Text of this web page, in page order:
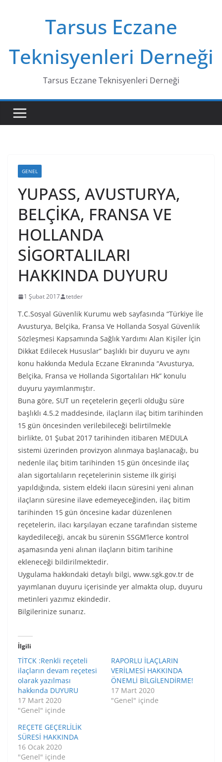
Tarsus Eczane
Teknisyenleri Derneği
Tarsus Eczane Teknisyenleri Derneği
GENEL
YUPASS, AVUSTURYA,
BELÇİKA, FRANSA VE
HOLLANDA
SİGORTALILARI
HAKKINDA DUYURU
1 Şubat 2017 tetder
T.C.Sosyal Güvenlik Kurumu web sayfasında “Türkiye İle
Avusturya, Belçika, Fransa Ve Hollanda Sosyal Güvenlik
Sözleşmesi Kapsamında Sağlık Yardımı Alan Kişiler İçin
Dikkat Edilecek Hususlar” başlıklı bir duyuru ve aynı
konu hakkında Medula Eczane Ekranında “Avusturya,
Belçika, Fransa ve Hollanda Sigortalıları Hk” konulu
duyuru yayımlanmıştır.
Buna göre, SUT un reçetelerin geçerli olduğu süre
başlıklı 4.5.2 maddesinde, ilaçların ilaç bitim tarihinden
15 gün öncesinden verilebileceği belirtilmekle
birlikte, 01 Şubat 2017 tarihinden itibaren MEDULA
sistemi üzerinden provizyon alınmaya başlanacağı, bu
nedenle ilaç bitim tarihinden 15 gün öncesinde ilaç
alan sigortalıların reçetelerinin sisteme ilk girişi
yapıldığında, sistem eldeki ilacın süresini yeni alınan
ilaçların süresine ilave edemeyeceğinden, ilaç bitim
tarihinden 15 gün öncesine kadar düzenlenen
reçetelerin, ilacı karşılayan eczane tarafından sisteme
kaydedileceği, ancak bu sürenin SSGM’lerce kontrol
aşamasında yeni alınan ilaçların bitim tarihine
ekleneceği bildirilmektedir.
Uygulama hakkındaki detaylı bilgi, www.sgk.gov.tr de
yayımlanan duyuru içerisinde yer almakta olup, duyuru
metinleri yazımız ekindedir.
Bilgilerinize sunarız.
İlgili
TİTCK :Renkli reçeteli
ilaçların devam reçetesi
olarak yazılması
hakkında DUYURU
17 Mart 2020
"Genel" içinde
RAPORLU İLAÇLARIN
VERİLMESİ HAKKINDA
ÖNEMLİ BİLGİLENDİRME!
17 Mart 2020
"Genel" içinde
REÇETE GEÇERLİLİK
SÜRESİ HAKKINDA
16 Ocak 2020
"Genel" içinde